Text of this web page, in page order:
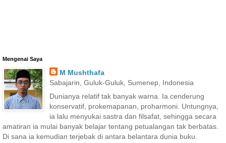
Mengenai Saya
M Mushthafa
Sabajarin, Guluk-Guluk, Sumenep, Indonesia
Dunianya relatif tak banyak warna. Ia cenderung
konservatif, prokemapanan, proharmoni. Untungnya,
ia lalu menyukai sastra dan filsafat, sehingga secara
amatiran ia mulai banyak belajar tentang petualangan tak berbatas.
Di sana ia kemudian terjebak di antara belantara dunia buku.